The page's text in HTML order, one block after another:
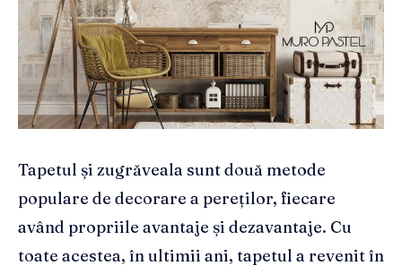
Tapetul și zugrăveala sunt două metode
populare de decorare a pereților, fiecare
având propriile avantaje și dezavantaje. Cu
toate acestea, în ultimii ani, tapetul a revenit în